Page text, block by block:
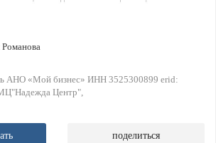
Романова
АНО «Мой бизнес» ИНН 3525300899 erid:
Центр"
поделиться